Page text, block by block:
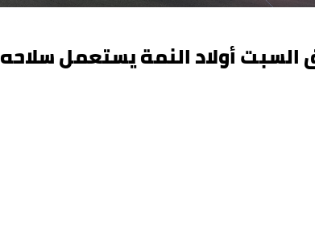
أولاد النمة يستعمل سلاحه